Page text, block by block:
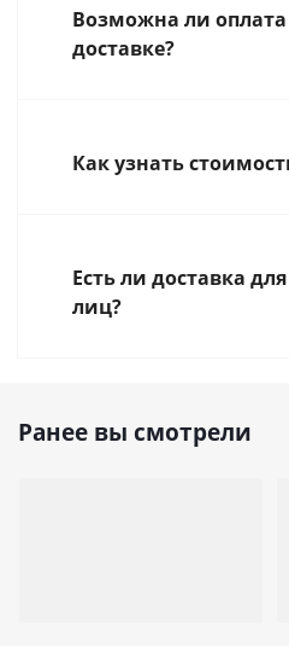
Возможна ли
доставке?
Как узнать
Есть ли доставка
лиц?
Ранее вы смотрели